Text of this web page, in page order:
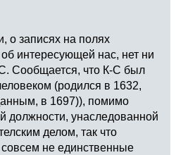
о записях на полях
интересующей нас, нет ни
Сообщается, что К-С был
(родился в 1632,
в 1697)), помимо
должности, унаследованной
делом, так что
не единственные